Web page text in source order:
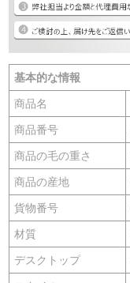
基本的な情報
商品名
商品番号
商品の毛の重さ
商品の産地
貨物番号
材質
デスクトップ